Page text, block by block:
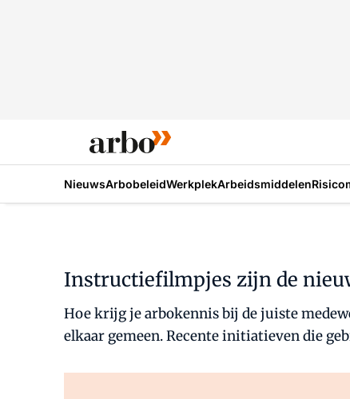
NieuwsArbobeleidWerkplekArbeidsmiddelen
Instructiefilmpjes zijn de
Hoe krijg je arbokennis bij de juiste
elkaar gemeen. Recente initiatieven die